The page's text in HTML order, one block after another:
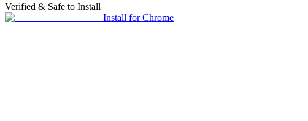
Verified & Safe to Install
Install for Chrome